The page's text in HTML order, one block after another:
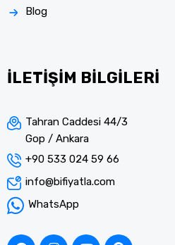
Blog
İLETİŞİM BİLGİLERİ
Tahran Caddesi 44/3
Gop / Ankara
+90 533 024 59 66
info@bifiyatla.com
WhatsApp